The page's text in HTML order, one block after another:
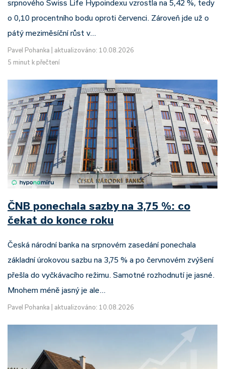
srpnového Swiss Life Hypoindexu vzrostla na 5,42 %, tedy
o 0,10 procentního bodu oproti červenci. Zároveň jde už o
pátý meziměsíční růst v…
Pavel Pohanka
aktualizováno: 10.08.2026
5 minut k přečtení
ČNB ponechala sazby na 3,75 %: co
čekat do konce roku
Česká národní banka na srpnovém zasedání ponechala
základní úrokovou sazbu na 3,75 % a po červnovém zvýšení
přešla do vyčkávacího režimu. Samotné rozhodnutí je jasné.
Mnohem méně jasný je ale…
Pavel Pohanka aktualizováno: 10.08.2026